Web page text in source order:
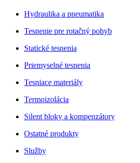
Hydraulika a pneumatika
Tesnenie pre rotačný pohyb
Statické tesnenia
Priemyselné tesnenia
Tesniace materiály
Termoizolácia
Silent bloky a kompenzátory
Ostatné produkty
Služby